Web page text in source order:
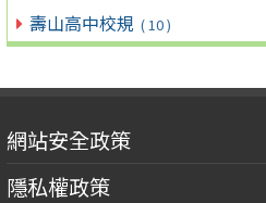
壽山高中校規 ( 10 )
網站安全政策
隱私權政策